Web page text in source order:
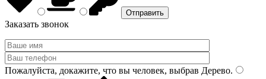
Заказать звонок
Пожалуйста, докажите, что вы человек, выбрав Дерево.